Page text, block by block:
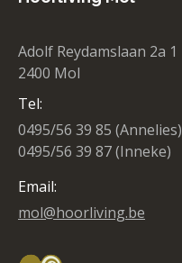
Adolf Reydamslaan 2a 1
2400 Mol
Tel:
0495/56 39 85 (Annelies)
0495/56 39 87 (Inneke)
Email:
mol@hoorliving.be